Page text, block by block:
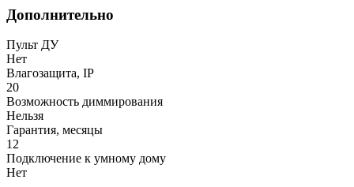
Дополнительно
Пульт ДУ
Нет
Влагозащита, IP
20
Возможность диммирования
Нельзя
Гарантия, месяцы
12
Подключение к умному дому
Нет